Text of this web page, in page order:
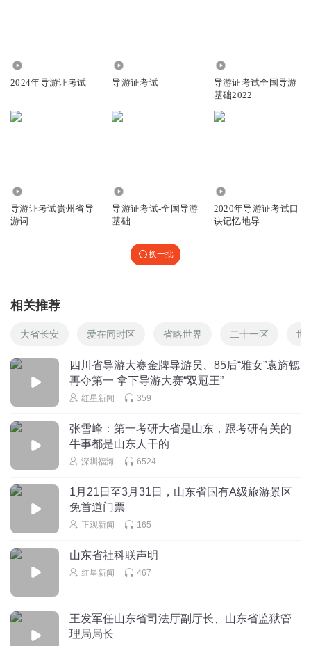
2024年导游证考试 导游证考试
导游证考试全国导游
基础2022
导游证考试贵州省导
游词
导游证考试-全国导游
基础
2020年导游证考试口
诀记忆地导
换一批
相关推荐
大省长安 爱在同时区 省略世界 二十一区 世
四川省导游大赛金牌导游员、85后“雅女”袁旖锶
再夺第一 拿下导游大赛“双冠王”
红星新闻 359
张雪峰：第一考研大省是山东，跟考研有关的
牛事都是山东人干的
深圳福海 6524
1月21日至3月31日，山东省国有A级旅游景区
免首道门票
正观新闻 165
山东省社科联声明
红星新闻 467
王发军任山东省司法厅副厅长、山东省监狱管
理局局长